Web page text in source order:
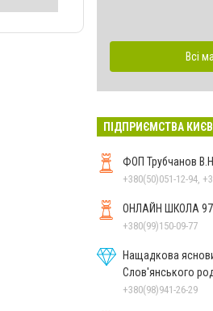
Всі
ПІДПРИЄМСТВА
ФОП Трубчанов
+380(50)051-12-94,
ОНЛАЙН ШКОЛА
+380(99)150-09-77
Нащадкова
Слов'янського
онлайн, ворожіння
+380(98)941-26-29